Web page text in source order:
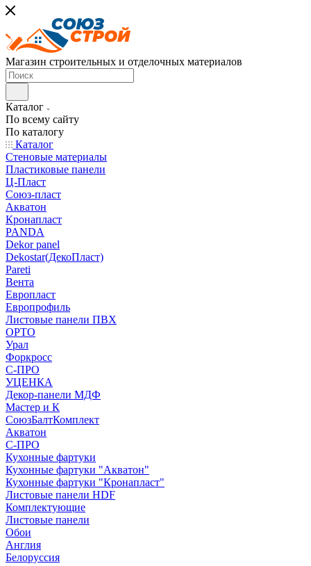
Магазин строительных и отделочных материалов
Каталог
По всему сайту
По каталогу
Каталог
Стеновые материалы
Пластиковые панели
Ц-Пласт
Союз-пласт
Акватон
Кронапласт
PANDA
Dekor panel
Dekostar(ДекоПласт)
Pareti
Вента
Европласт
Европрофиль
Листовые панели ПВХ
ОРТО
Урал
Форкросс
С-ПРО
УЦЕНКА
Декор-панели МДФ
Мастер и К
СоюзБалтКомплект
Акватон
С-ПРО
Кухонные фартуки
Кухонные фартуки "Акватон"
Кухонные фартуки "Кронапласт"
Листовые панели HDF
Комплектующие
Листовые панели
Обои
Англия
Белоруссия